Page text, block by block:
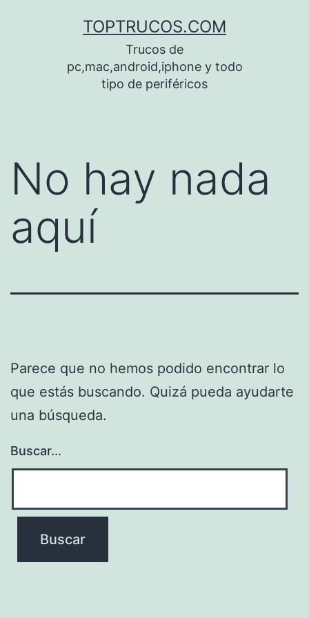
TOPTRUCOS.COM
Trucos de
pc,mac,android,iphone y todo
tipo de periféricos
No hay nada
aquí
Parece que no hemos podido encontrar lo
que estás buscando. Quizá pueda ayudarte
una búsqueda.
Buscar...